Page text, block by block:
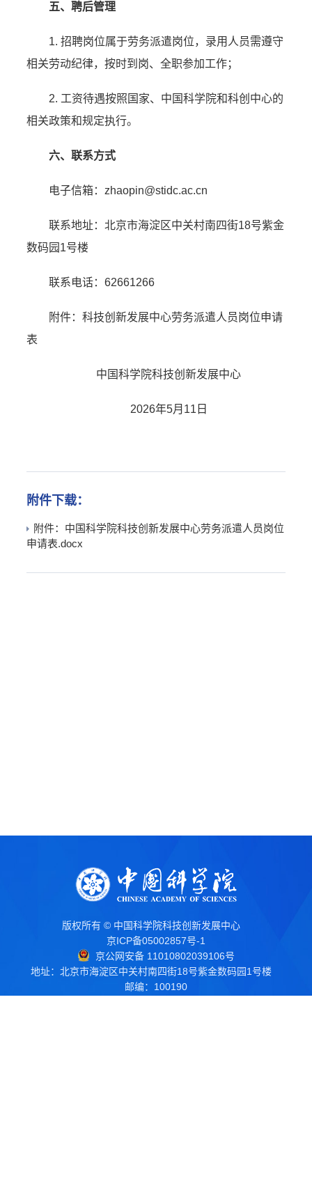
五、聘后管理
1. 招聘岗位属于劳务派遣岗位，录用人员需遵守
相关劳动纪律，按时到岗、全职参加工作；
2. 工资待遇按照国家、中国科学院和科创中心的
相关政策和规定执行。
六、联系方式
电子信箱：zhaopin@stidc.ac.cn
联系地址：北京市海淀区中关村南四街18号紫金
数码园1号楼
联系电话：62661266
附件：科技创新发展中心劳务派遣人员岗位申请
表
中国科学院科技创新发展中心
2026年5月11日
附件下载：
附件：中国科学院科技创新发展中心劳务派遣人员岗位
申请表.docx
版权所有 © 中国科学院科技创新发展中心
京ICP备05002857号-1
京公网安备 11010802039106号
地址：北京市海淀区中关村南四街18号紫金数码园1号楼
邮编：100190